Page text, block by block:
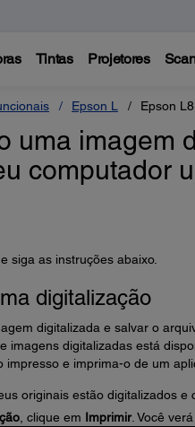
Tintas Projetores
Epson L Epson
uma imagem
computador
siga as instruções abaixo.
digitalização
digitalizada e salvar o
imagens digitalizadas está
impresso e imprima-o de um
originais estão digitalizados e
, clique em Imprimir. Você